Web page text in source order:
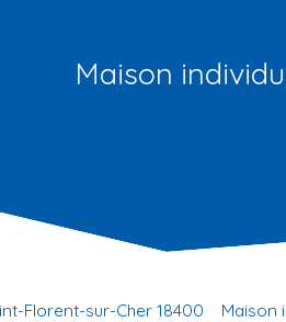
Maison
Florent-sur-Cher 18400 Maison